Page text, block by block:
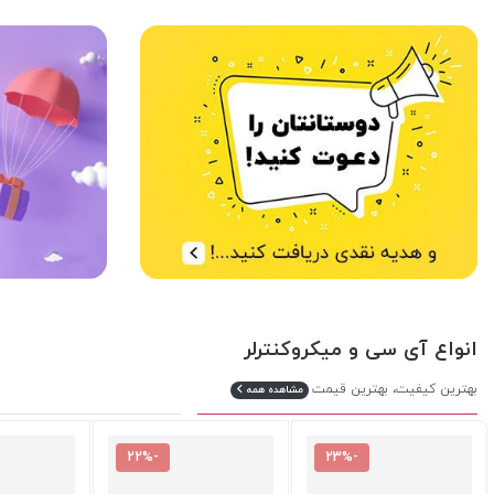
انواع آی سی و میکروکنترلر
بهترین کیفیت، بهترین قیمت مشاهده همه
-23%
-22%